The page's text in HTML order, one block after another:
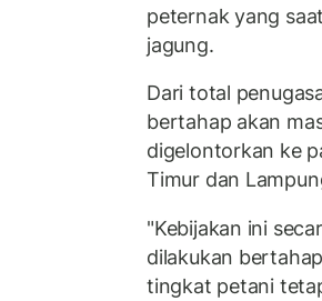
peternak yang
jagung.
Dari total
bertahap akan
digelontorkan ke
Timur dan
"Kebijakan ini
dilakukan
tingkat petani